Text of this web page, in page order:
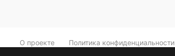
О проекте Политика конфиденциальности